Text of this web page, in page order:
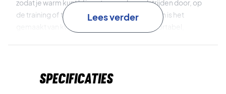
zodat je warm kunt blijven tussen de wedstrijden door, op
de training of tijdens een toernooi. Bovendien is het
gemaakt van kwaliteitsmaterialen die comfortabel,
coole kleureffecten!
Lees verder
Specificaties